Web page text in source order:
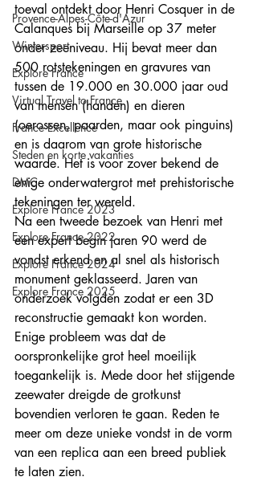
Provence-Alpes-Côte-d'Azur
Wintersport
Explore France
Virtual Travel to France
France Excellence
Steden en korte vakanties
DMC
Explore France 2023
Explore France 2022
Explore France 2024
Explore France 2025
toeval ontdekt door Henri Cosquer in de
Calanques bij Marseille op 37 meter
onder zeeniveau. Hij bevat meer dan
500 rotstekeningen en gravures van
tussen de 19.000 en 30.000 jaar oud
van mensen (handen) en dieren
(oerossen, paarden, maar ook pinguins)
en is daarom van grote historische
waarde. Het is voor zover bekend de
enige onderwatergrot met prehistorische
tekeningen ter wereld.
Na een tweede bezoek van Henri met
een expert begin jaren 90 werd de
vondst erkend en al snel als historisch
monument geklasseerd. Jaren van
onderzoek volgden zodat er een 3D
reconstructie gemaakt kon worden.
Enige probleem was dat de
oorspronkelijke grot heel moeilijk
toegankelijk is. Mede door het stijgende
zeewater dreigde de grotkunst
bovendien verloren te gaan. Reden te
meer om deze unieke vondst in de vorm
van een replica aan een breed publiek
te laten zien.